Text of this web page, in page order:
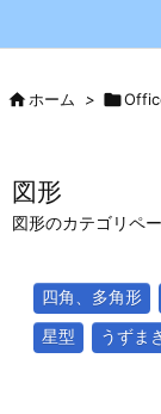
ホーム > 
図形
図形のカテゴリペー
四角、多角形
星型
うずま